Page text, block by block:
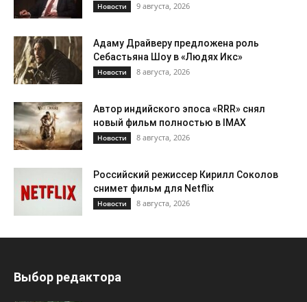
Новости 9 августа, 2026
Адаму Драйверу предложена роль
Себастьяна Шоу в «Людях Икс»
Новости 8 августа, 2026
Автор индийского эпоса «RRR» снял
новый фильм полностью в IMAX
Новости 8 августа, 2026
Российский режиссер Кирилл Соколов
снимет фильм для Netflix
Новости 8 августа, 2026
Выбор редактора